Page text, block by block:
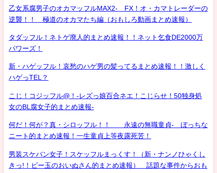
乙女系腐男子のオカマッフルMAX2- FX！オ・カマトレーダーの
逆襲！！ 極道のオカマたち編（おもしろ動画まとめ速報）
タダッフル！ネトゲ廃人的まとめ速報！！ネット乞食DE2000万
パワーズ！
新・ハゲッフル！哀愁のハゲ男の髪ってるまとめ速報！！激しく
ハゲっTEL？
こじ！コジッフル@！-レズっ娘百合ネエ！こじらせ！50独身処
女のBL腐女子的まとめ速報-
何だ！何が？真・シロッフル！！ 永遠の無職童貞- ぼっちな
ニート的まとめ速報！一生童貞上等夜露死苦！
男装スケバン女子！スケッフルまっくす！（新・ナンノひゃくし
きっ!！ビー玉のおいぬさん的まとめ速報） 話題な事件からおも